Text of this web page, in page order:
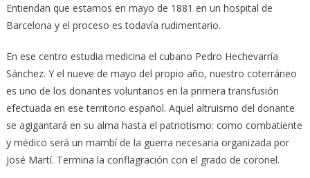
Entiendan que estamos en mayo de 1881 en un hospital de
Barcelona y el proceso es todavía rudimentario.
En ese centro estudia medicina el cubano Pedro Hechevarría
Sánchez. Y el nueve de mayo del propio año, nuestro coterráneo
es uno de los donantes voluntarios en la primera transfusión
efectuada en ese territorio español. Aquel altruismo del donante
se agigantará en su alma hasta el patriotismo: como combatiente
y médico será un mambí de la guerra necesaria organizada por
José Martí. Termina la conflagración con el grado de coronel.